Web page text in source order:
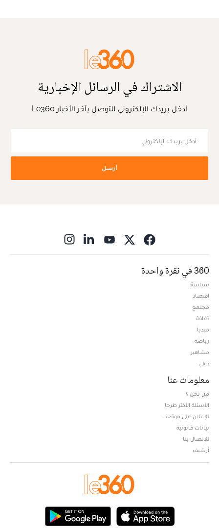
الاشتراك في الرسائل الإخبارية
أدخل بريدك الإلكتروني للتوصل بآخر الأخبار Le360
أرسل
360 في نقرة واحدة
سياسة
اقتصاد
مجتمع
ثقافة
ميديا
رياضة
مشاهير
دولي
معلومات عنا
من نحن ؟
الأسئلة الأكثر طرحا
للإعلان على موقعنا
بيانات قانونية
للإتصال بنا
أرشيف